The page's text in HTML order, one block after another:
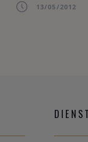
13/05/2012